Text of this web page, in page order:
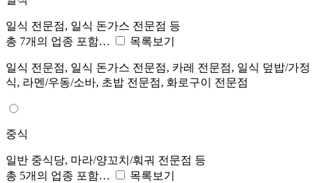
일식 전문점, 일식 돈가스 전문점 등
총 7개의 업종 포함…
목록보기
일식 전문점, 일식 돈가스 전문점, 카레 전문점, 일식 덮밥/가정
식, 라멘/우동/소바, 초밥 전문점, 화로구이 전문점
중식
일반 중식당, 마라/양꼬치/훠궈 전문점 등
총 5개의 업종 포함…
목록보기